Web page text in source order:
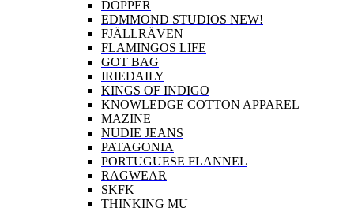
DOPPER
EDMMOND STUDIOS NEW!
FJÄLLRÄVEN
FLAMINGOS LIFE
GOT BAG
IRIEDAILY
KINGS OF INDIGO
KNOWLEDGE COTTON APPAREL
MAZINE
NUDIE JEANS
PATAGONIA
PORTUGUESE FLANNEL
RAGWEAR
SKFK
THINKING MU